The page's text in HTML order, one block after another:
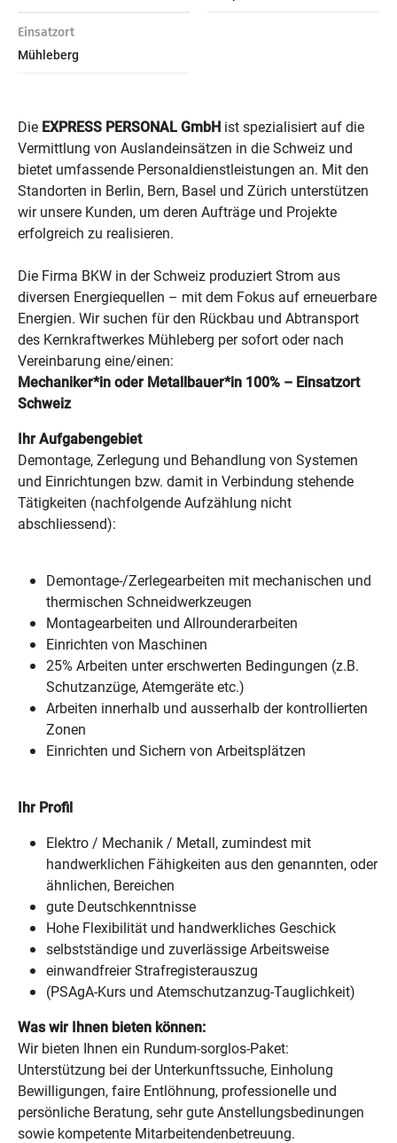
Einsatzort
Mühleberg
Die EXPRESS PERSONAL GmbH ist spezialisiert auf die
Vermittlung von Auslandeinsätzen in die Schweiz und
bietet umfassende Personaldienstleistungen an. Mit den
Standorten in Berlin, Bern, Basel und Zürich unterstützen
wir unsere Kunden, um deren Aufträge und Projekte
erfolgreich zu realisieren.
Die Firma BKW in der Schweiz produziert Strom aus
diversen Energiequellen – mit dem Fokus auf erneuerbare
Energien. Wir suchen für den Rückbau und Abtransport
des Kernkraftwerkes Mühleberg per sofort oder nach
Vereinbarung eine/einen:
Mechaniker*in oder Metallbauer*in 100% – Einsatzort
Schweiz
Ihr Aufgabengebiet
Demontage, Zerlegung und Behandlung von Systemen
und Einrichtungen bzw. damit in Verbindung stehende
Tätigkeiten (nachfolgende Aufzählung nicht
abschliessend):
Demontage-/Zerlegearbeiten mit mechanischen und
thermischen Schneidwerkzeugen
Montagearbeiten und Allrounderarbeiten
Einrichten von Maschinen
25% Arbeiten unter erschwerten Bedingungen (z.B.
Schutzanzüge, Atemgeräte etc.)
Arbeiten innerhalb und ausserhalb der kontrollierten
Zonen
Einrichten und Sichern von Arbeitsplätzen
Ihr Profil
Elektro / Mechanik / Metall, zumindest mit
handwerklichen Fähigkeiten aus den genannten, oder
ähnlichen, Bereichen
gute Deutschkenntnisse
Hohe Flexibilität und handwerkliches Geschick
selbstständige und zuverlässige Arbeitsweise
einwandfreier Strafregisterauszug
(PSAgA-Kurs und Atemschutzanzug-Tauglichkeit)
Was wir Ihnen bieten können:
Wir bieten Ihnen ein Rundum-sorglos-Paket:
Unterstützung bei der Unterkunftssuche, Einholung
Bewilligungen, faire Entlöhnung, professionelle und
persönliche Beratung, sehr gute Anstellungsbedinungen
sowie kompetente Mitarbeitendenbetreuung.